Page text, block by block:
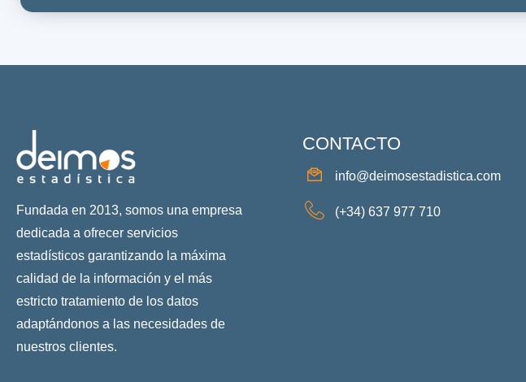
Fundada en 2013, somos una empresa
dedicada a ofrecer servicios
estadísticos garantizando la máxima
calidad de la información y el más
estricto tratamiento de los datos
adaptándonos a las necesidades de
nuestros clientes.
CONTACTO
info@deimosestadistica.com
(+34) 637 977 710